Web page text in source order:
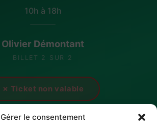
Gérer le consentement
10h à 18h
Olivier Démontant
BILLET 2 SUR 2
✗ Ticket non valable